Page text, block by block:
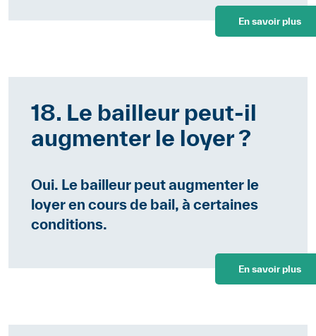
En savoir plus
18. Le bailleur peut-il
augmenter le loyer ?
Oui. Le bailleur peut augmenter le
loyer en cours de bail, à certaines
conditions.
En savoir plus